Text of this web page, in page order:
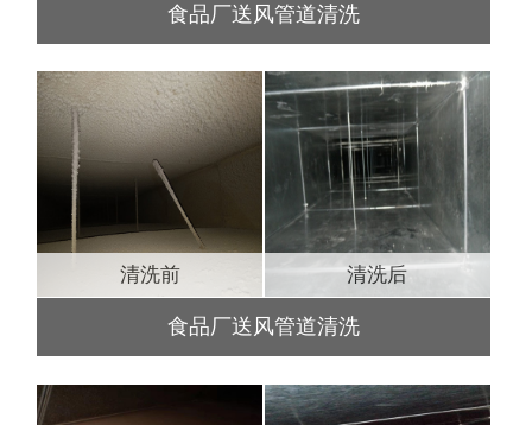
食品厂送风管道清洗
清洗前 清洗后
食品厂送风管道清洗